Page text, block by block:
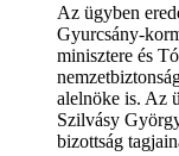
Az ügyben
Gyurcsány-
minisztere és
alelnöke is. Az
Szilvásy
bizottság